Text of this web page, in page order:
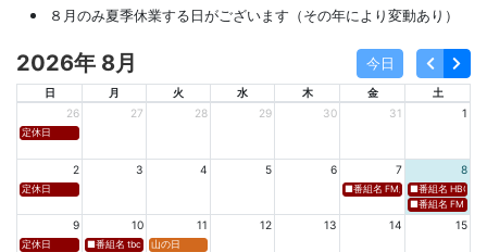
８月のみ夏季休業する日がございます（その年により変動あり）
2026年 8月 今日
日 月 火 水 木 金
土
26
27 28 29 30 31 1
定休日
2 3 4 5 6 7 8
定休日 ■番組名 FM新潟「SOUND
■番組名 HBC北
■番組名 FM 福
9 10 11 12 13 14 15
定休日 ■番組名 tbcラジオ「en∞Voyage(エン・ボヤージュ)」 ■放送日時 https://www.tbc-
山の日